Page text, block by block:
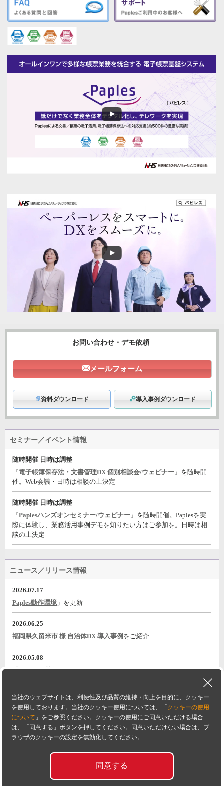
お問い合わせ・デモ依頼
メールフォーム
資料ダウンロード 導入事例ダウンロード
セミナー／イベント情報
随時開催 日時は調整
『電子帳簿保存法・文書管理DX 個別相談会/ウェビナー』を随時開
催。Web会議・日時は相談の上決定
随時開催 日時は調整
『Paplesハンズオンセミナー/ウェビナー』を随時開催。Paplesを実
際に体験し、業務活用事例デモを知りたい方はご参加を。日時は相
談の上決定
ニュース／リリース情報
2026.07.17
Paples動作環境 」を更新
2026.06.25
福岡県久留米市 様 自治体DX 導入事例 をご紹介
2026.05.08
『電子帳票基盤 Paples パピレスのご紹介』動画をYouTubeに公開
大嘉産業株式会社様<導入事例/a>
事例一覧に追加 PAGETOP
当社のウェブサイトは、利便性及び品質の維持・向上を目的に、クッキー
を使用しております。当社のクッキー使用については、「 クッキーの使用
について 」をご参照ください。クッキーの使用にご同意いただける場合
は、「同意する」ボタンを押してください。同意いただけない場合は、ブ
ラウザのクッキーの設定を無効化してください。
同意する